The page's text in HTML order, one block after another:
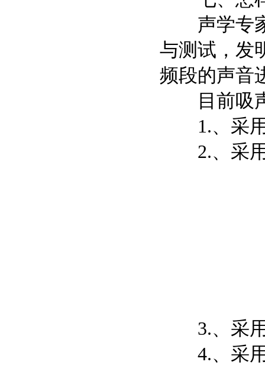
声学专家
与测试，发
频段的声音
目前吸声
1.、采用
2.、采用
3.、采用
4.、采用